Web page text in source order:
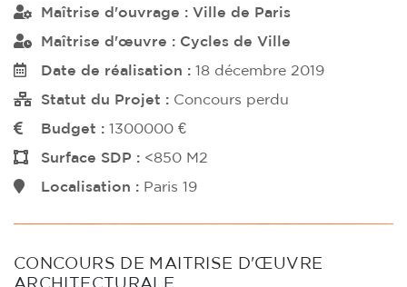
Maîtrise d'ouvrage : Ville de Paris
Maîtrise d'œuvre : Cycles de Ville
Date de réalisation : 18 décembre 2019
Statut du Projet : Concours perdu
Budget : 1300000 €
Surface SDP : <850 M2
Localisation : Paris 19
CONCOURS DE MAITRISE D'ŒUVRE
ARCHITECTURALE